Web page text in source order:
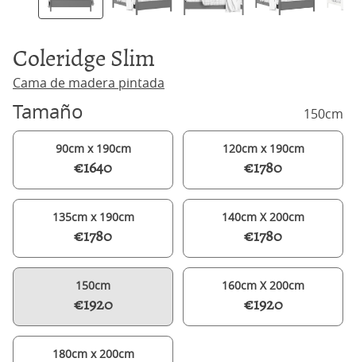
Coleridge Slim
Cama de madera pintada
Tamaño 150cm
90cm x 190cm
€1640
120cm x 190cm
€1780
135cm x 190cm
€1780
140cm X 200cm
€1780
150cm
€1920
160cm X 200cm
€1920
180cm x 200cm